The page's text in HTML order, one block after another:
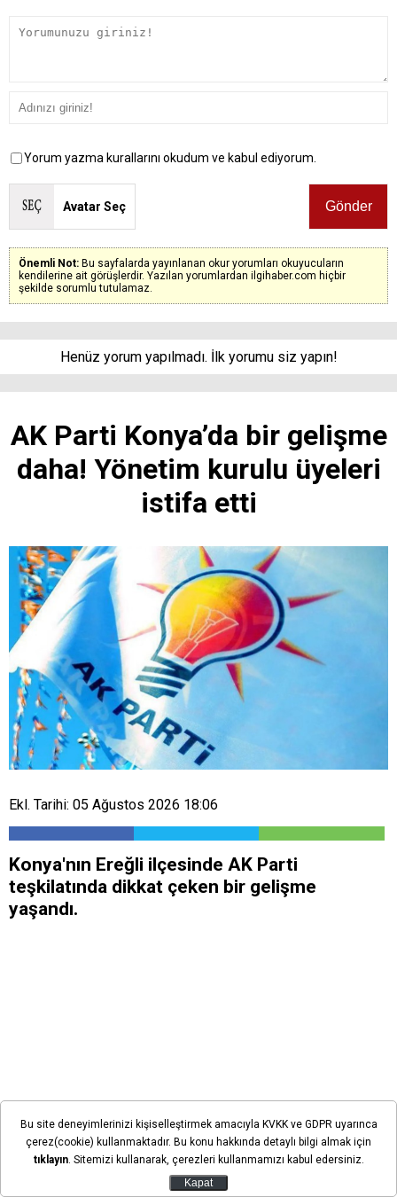
Yorum yazma kurallarını okudum ve kabul ediyorum.
Avatar Seç
Önemli Not: Bu sayfalarda yayınlanan okur yorumları okuyucuların
kendilerine ait görüşlerdir. Yazılan yorumlardan ilgihaber.com hiçbir
şekilde sorumlu tutulamaz.
Henüz yorum yapılmadı. İlk yorumu siz yapın!
AK Parti Konya’da bir gelişme
daha! Yönetim kurulu üyeleri
istifa etti
Ekl. Tarihi: 05 Ağustos 2026 18:06
​Konya'nın Ereğli ilçesinde AK Parti
teşkilatında dikkat çeken bir gelişme
yaşandı.
Bu site deneyimlerinizi kişiselleştirmek amacıyla KVKK ve GDPR uyarınca
çerez(cookie) kullanmaktadır. Bu konu hakkında detaylı bilgi almak için
tıklayın. Sitemizi kullanarak, çerezleri kullanmamızı kabul edersiniz.
Kapat